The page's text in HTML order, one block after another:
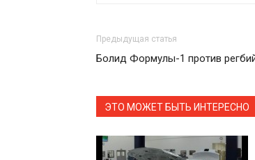
Предыдущая статья
Болид Формулы-1 против
ЭТО МОЖЕТ БЫТЬ ИНТЕРЕСНО